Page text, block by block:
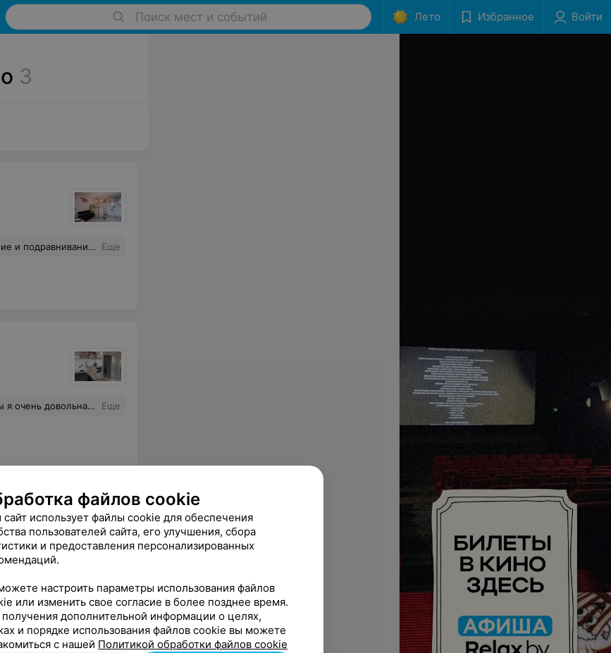
Поиск мест и событий Лето Избранное Войти
3
было высидеть стрижку. С удовольствием буду приходить ещё сюда. Еще
Очень рекомендую!!! Еще
цены
файлов cookie
использует файлы cookie для обеспечения
пользователей сайта, его улучшения, сбора
и предоставления персонализированных
настроить параметры использования файлов
или изменить свое согласие в более позднее время.
дополнительной информации о целях,
и порядке использования файлов cookie вы можете
с нашей Политикой обработки файлов cookie